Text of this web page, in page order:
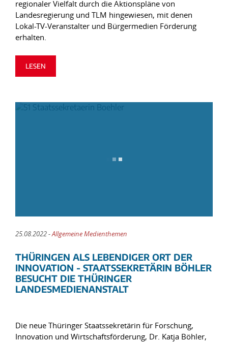
regionaler Vielfalt durch die Aktionspläne von
Landesregierung und TLM hingewiesen, mit denen
Lokal-TV-Veranstalter und Bürgermedien Förderung
erhalten.
LESEN
25.08.2022 -Allgemeine Medienthemen
THÜRINGEN ALS LEBENDIGER ORT DER
INNOVATION - STAATSSEKRETÄRIN BÖHLER
BESUCHT DIE THÜRINGER
LANDESMEDIENANSTALT
Die neue Thüringer Staatssekretärin für Forschung,
Innovation und Wirtschaftsförderung, Dr. Katja Böhler,